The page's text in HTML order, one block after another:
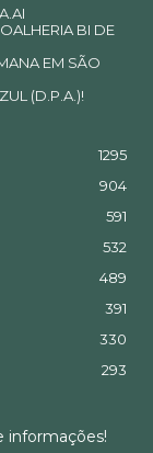
BI DE
EM SÃO
(D.P.A.)!
1295
904
591
532
489
391
330
293
informações!